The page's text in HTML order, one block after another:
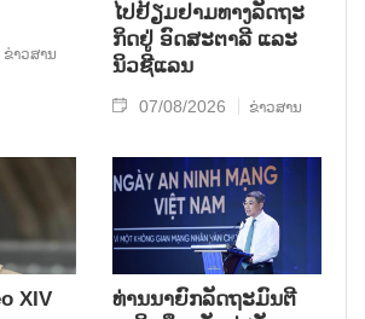
ຂ່າວສານ
ໄປ​ຢ້ຽມ​ຢາມ​ທາງ​ລັດ​ຖະ​
ກິດ​ຢູ່ ອົດ​ສະ​ຕາ​ລີ ແລະ
ນິວ​ຊີ​ແລນ
07/08/2026 ຂ່າວສານ
XIV
ທ່ານນາຍົກລັດຖະມົນຕີ